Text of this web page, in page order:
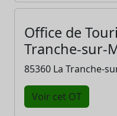
Office de
Tranche-sur-
85360 La Tranche-
Voir cet OT